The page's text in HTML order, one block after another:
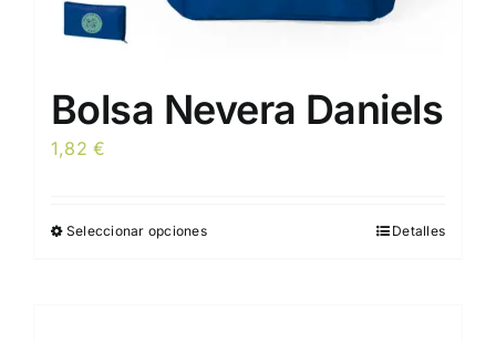
Bolsa Nevera Daniels
1,82€
Seleccionar opcionesEste
Detalles